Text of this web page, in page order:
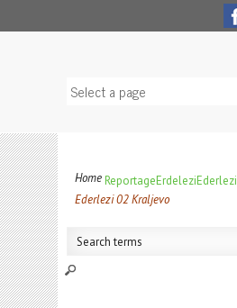
HomeReportageErdelezi
Ederlezi 02 Kraljevo